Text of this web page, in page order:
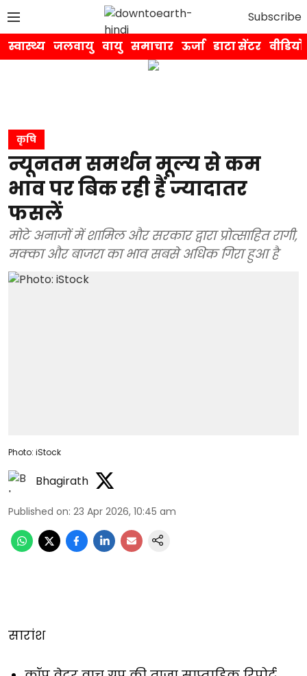
Subscribe
स्वास्थ्य जलवायु वायु समाचार ऊर्जा डाटा सेंटर वीडियो
कृषि
न्यूनतम समर्थन मूल्य से कम
भाव पर बिक रही हैं ज्यादातर
फसलें
मोटे अनाजों में शामिल और सरकार द्वारा प्रोत्साहित रागी,
मक्का और बाजरा का भाव सबसे अधिक गिरा हुआ है
Photo: iStock
Bhagirath
Published on: 23 Apr 2026, 10:45 am
सारांश